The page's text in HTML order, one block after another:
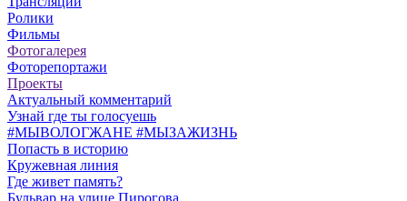
Ролики
Фильмы
Фотогалерея
Фоторепортажи
Проекты
Актуальный комментарий
Узнай где ты голосуешь
#МЫВОЛОГЖАНЕ #МЫЗАЖИЗНЬ
Попасть в историю
Кружевная линия
Где живет память?